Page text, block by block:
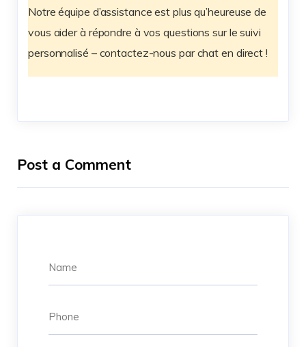
Notre équipe d’assistance est plus qu’heureuse de
vous aider à répondre à vos questions sur le suivi
personnalisé – contactez-nous par chat en direct !
Post a Comment